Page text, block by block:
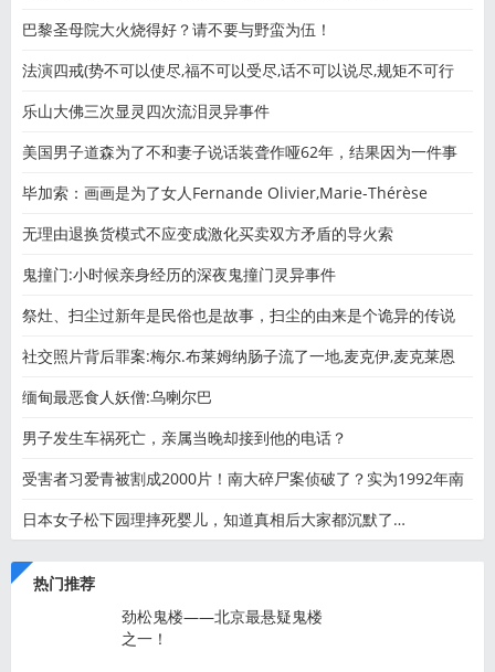
巴黎圣母院大火烧得好？请不要与野蛮为伍！
法演四戒(势不可以使尽,福不可以受尽,话不可以说尽,规矩不可行
乐山大佛三次显灵四次流泪灵异事件
美国男子道森为了不和妻子说话装聋作哑62年，结果因为一件事
毕加索：画画是为了女人Fernande Olivier,Marie-Thérèse
Walter,Dora Maa
无理由退换货模式不应变成激化买卖双方矛盾的导火索
鬼撞门:小时候亲身经历的深夜鬼撞门灵异事件
祭灶、扫尘过新年是民俗也是故事，扫尘的由来是个诡异的传说
社交照片背后罪案:梅尔.布莱姆纳肠子流了一地,麦克伊,麦克莱恩
缅甸最恶食人妖僧:乌喇尔巴
男子发生车祸死亡，亲属当晚却接到他的电话？
受害者习爱青被割成2000片！南大碎尸案侦破了？实为1992年南
医
日本女子松下园理摔死婴儿，知道真相后大家都沉默了…
热门推荐
劲松鬼楼——北京最悬疑鬼楼
之一！